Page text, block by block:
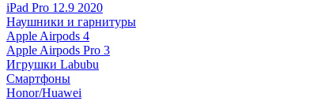
iPad Pro 12.9 2020
Наушники и гарнитуры
Apple Airpods 4
Apple Airpods Pro 3
Игрушки Labubu
Смартфоны
Honor/Huawei